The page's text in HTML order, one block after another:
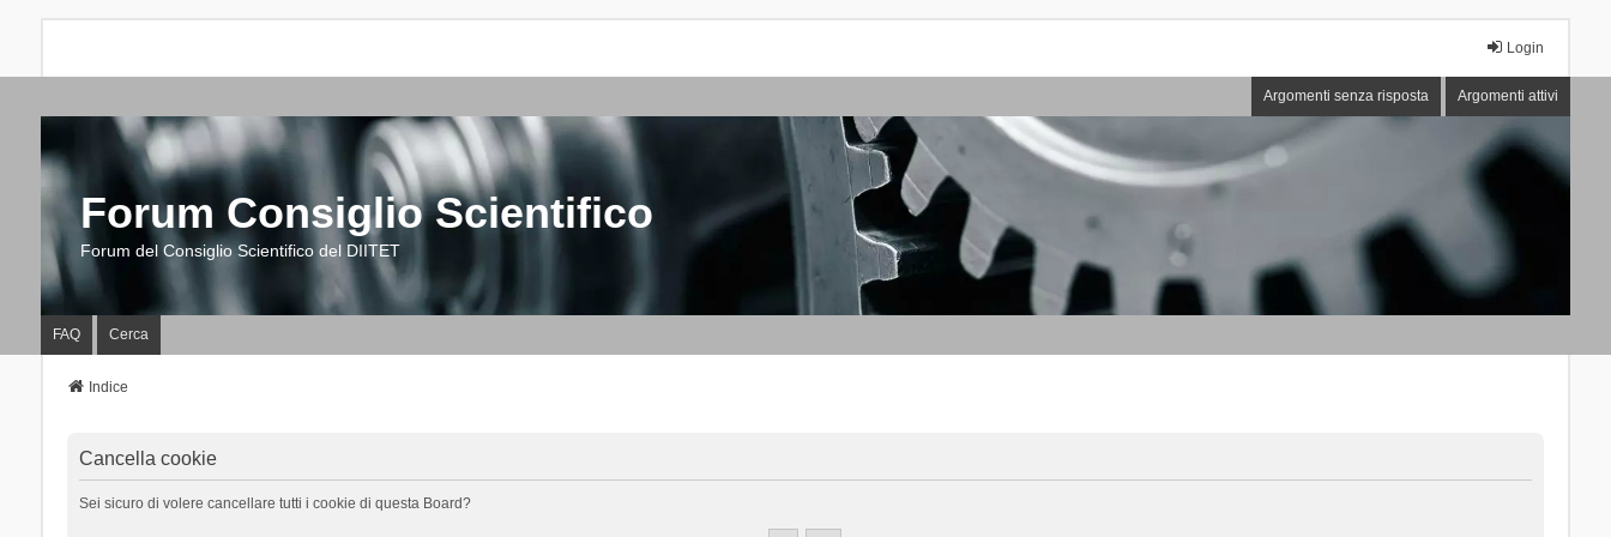
Login
Argomenti senza risposta Argomenti attivi
Forum Consiglio Scientifico
Forum del Consiglio Scientifico del DIITET
FAQ Cerca
Indice
Cancella cookie
Sei sicuro di volere cancellare tutti i cookie di questa Board?